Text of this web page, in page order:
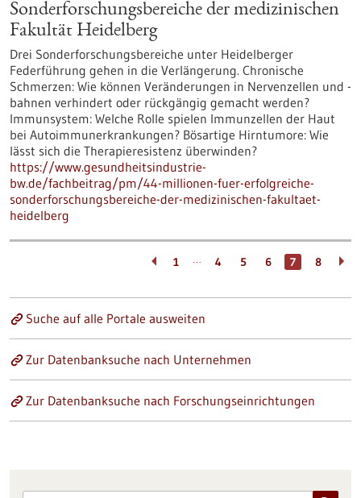
Sonderforschungsbereiche der medizinischen
Fakultät Heidelberg
Drei Sonderforschungsbereiche unter Heidelberger
Federführung gehen in die Verlängerung. Chronische
Schmerzen: Wie können Veränderungen in Nervenzellen und -
bahnen verhindert oder rückgängig gemacht werden?
Immunsystem: Welche Rolle spielen Immunzellen der Haut
bei Autoimmunerkrankungen? Bösartige Hirntumore: Wie
lässt sich die Therapieresistenz überwinden?
https://www.gesundheitsindustrie-
bw.de/fachbeitrag/pm/44-millionen-fuer-erfolgreiche-
sonderforschungsbereiche-der-medizinischen-fakultaet-
heidelberg
1 … 4 5 6 7 8
Suche auf alle Portale ausweiten
Zur Datenbanksuche nach Unternehmen
Zur Datenbanksuche nach Forschungseinrichtungen